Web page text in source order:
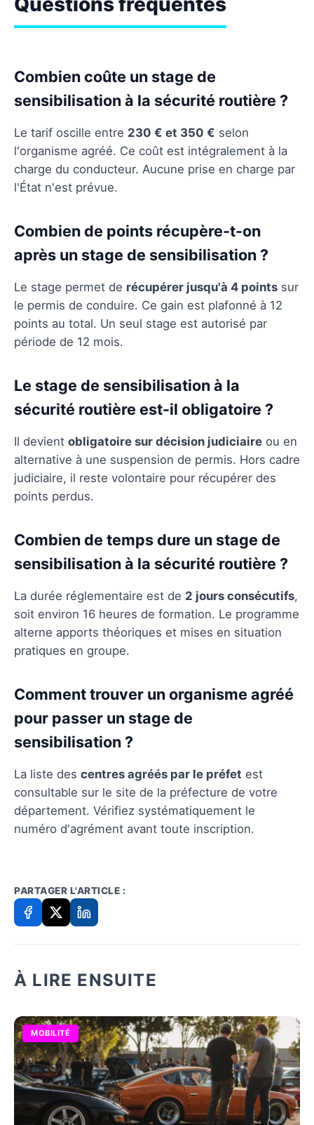
Combien coûte un stage de
sensibilisation à la sécurité routière ?
Le tarif oscille entre 230 € et 350 € selon
l'organisme agréé. Ce coût est intégralement à la
charge du conducteur. Aucune prise en charge par
l'État n'est prévue.
Combien de points récupère-t-on
après un stage de sensibilisation ?
Le stage permet de récupérer jusqu'à 4 points sur
le permis de conduire. Ce gain est plafonné à 12
points au total. Un seul stage est autorisé par
période de 12 mois.
Le stage de sensibilisation à la
sécurité routière est-il obligatoire ?
Il devient obligatoire sur décision judiciaire ou en
alternative à une suspension de permis. Hors cadre
judiciaire, il reste volontaire pour récupérer des
points perdus.
Combien de temps dure un stage de
sensibilisation à la sécurité routière ?
La durée réglementaire est de 2 jours consécutifs,
soit environ 16 heures de formation. Le programme
alterne apports théoriques et mises en situation
pratiques en groupe.
Comment trouver un organisme agréé
pour passer un stage de
sensibilisation ?
La liste des centres agréés par le préfet est
consultable sur le site de la préfecture de votre
département. Vérifiez systématiquement le
numéro d'agrément avant toute inscription.
PARTAGER L'ARTICLE :
À LIRE ENSUITE
MOBILITÉ